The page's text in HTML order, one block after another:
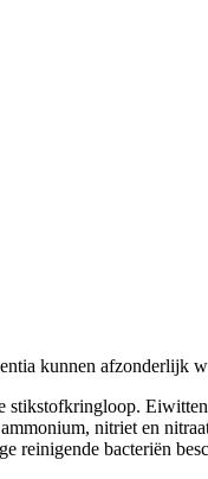
kunnen afzonderlijk
stikstofkringloop.
nitriet en
reinigende bacteriën